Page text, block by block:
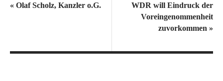
« Olaf Scholz, Kanzler o.G.
WDR will Eindruck der
Voreingenommenheit
zuvorkommen »